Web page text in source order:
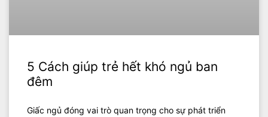
5 Cách giúp trẻ hết khó ngủ ban
đêm
Giấc ngủ đóng vai trò quan trọng cho sự phát triển